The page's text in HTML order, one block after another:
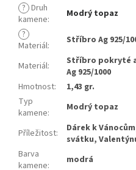
? Druh
kamene:
Modrý topaz
?
Materiál: Stříbro Ag 925/
Materiál:
Stříbro pokryté
Ag 925/1000
Hmotnost:
1,43 gr.
Typ
kamene: Modrý topaz
Příležitost:
Dárek k
svátku,
Barva
kamene: modrá